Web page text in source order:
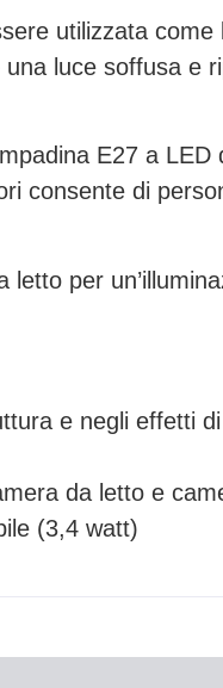
utilizzata
luce soffusa e
E27 a
consente di
per
e negli effetti
da letto e
(3,4 watt)